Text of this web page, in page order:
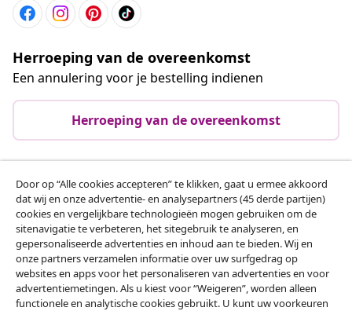
Herroeping van de overeenkomst
Een annulering voor je bestelling indienen
Herroeping van de overeenkomst
Klantenservice
Zakelijk
vidaXL
Door op “Alle cookies accepteren” te klikken, gaat u ermee akkoord
dat wij en onze advertentie- en analysepartners (45 derde partijen)
cookies en vergelijkbare technologieën mogen gebruiken om de
sitenavigatie te verbeteren, het sitegebruik te analyseren, en
gepersonaliseerde advertenties en inhoud aan te bieden. Wij en
onze partners verzamelen informatie over uw surfgedrag op
websites en apps voor het personaliseren van advertenties en voor
advertentiemetingen. Als u kiest voor “Weigeren”, worden alleen
functionele en analytische cookies gebruikt. U kunt uw voorkeuren